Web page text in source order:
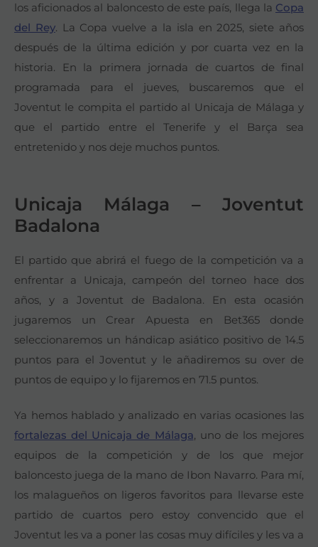
los aficionados al baloncesto de este país, llega la Copa
del Rey. La Copa vuelve a la isla en 2025, siete años
después de la última edición y por cuarta vez en la
historia. En la primera jornada de cuartos de final
programada para el jueves, buscaremos que el
Joventut le compita el partido al Unicaja de Málaga y
que el partido entre el Tenerife y el Barça sea
entretenido y nos deje muchos puntos.
Unicaja Málaga – Joventut
Badalona
El partido que abrirá el fuego de la competición va a
enfrentar a Unicaja, campeón del torneo hace dos
años, y a Joventut de Badalona. En esta ocasión
jugaremos un Crear Apuesta en Bet365 donde
seleccionaremos un hándicap asiático positivo de 14.5
puntos para el Joventut y le añadiremos su over de
puntos de equipo y lo fijaremos en 71.5 puntos.
Ya hemos hablado y analizado en varias ocasiones las
fortalezas del Unicaja de Málaga, uno de los mejores
equipos de la competición y de los que mejor
baloncesto juega de la mano de Ibon Navarro. Para mí,
los malagueños on ligeros favoritos para llevarse este
partido de cuartos pero estoy convencido que el
Joventut les va a poner las cosas muy difíciles y les va a